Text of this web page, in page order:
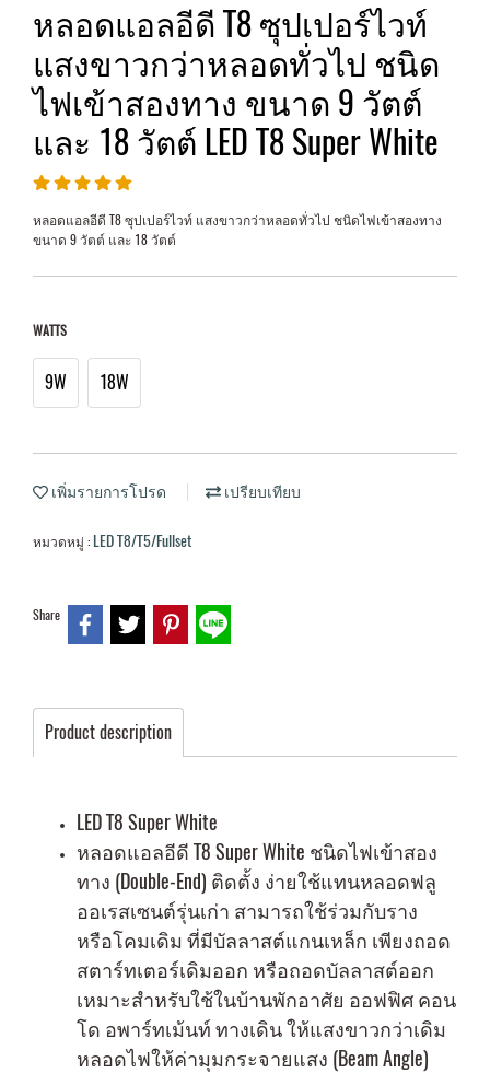
หลอดแอลอีดี T8 ซุปเปอร์ไวท์
แสงขาวกว่าหลอดทั่วไป ชนิด
ไฟเข้าสองทาง ขนาด 9 วัตต์
และ 18 วัตต์ LED T8 Super White
หลอดแอลอีดี T8 ซุปเปอร์ไวท์ แสงขาวกว่าหลอดทั่วไป ชนิดไฟเข้าสองทาง
ขนาด 9 วัตต์ และ 18 วัตต์
WATTS
9W 18W
เพิ่มรายการโปรด เปรียบเทียบ
หมวดหมู่ : LED T8/T5/Fullset
Share
Product description
LED T8 Super White
หลอดแอลอีดี T8 Super White ชนิดไฟเข้าสอง
ทาง (Double-End) ติดตั้ง ง่ายใช้แทนหลอดฟลู
ออเรสเซนต์รุ่นเก่า สามารถใช้ร่วมกับราง
หรือโคมเดิม ที่มีบัลลาสต์แกนเหล็ก เพียงถอด
สตาร์ทเตอร์เดิมออก หรือถอดบัลลาสต์ออก
เหมาะสำหรับใช้ในบ้านพักอาศัย ออฟฟิศ คอน
โด อพาร์ทเม้นท์ ทางเดิน ให้แสงขาวกว่าเดิม
หลอดไฟให้ค่ามุมกระจายแสง (Beam Angle)